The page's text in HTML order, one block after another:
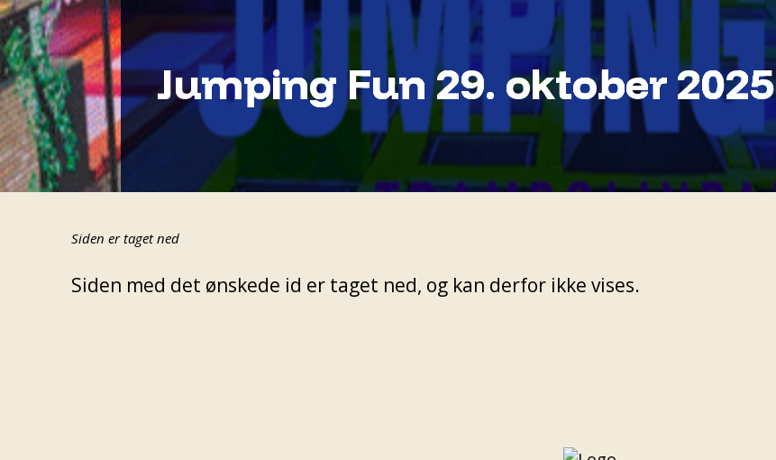
Jumping Fun 29. oktober 2025
Siden er taget ned
Siden med det ønskede id er taget ned, og kan derfor ikke vises.